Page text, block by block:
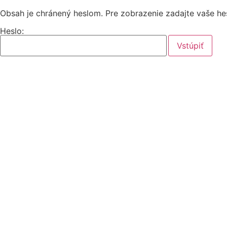
Obsah je chránený heslom. Pre zobrazenie zadajte vaše
Heslo: